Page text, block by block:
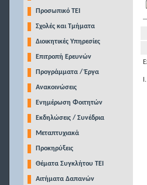
Προσωπικό ΤΕΙ
Σχολές και Τμήματα
Διοικητικές Υπηρεσίες
Επιτροπή Ερευνών
Προγράμματα / Έργα
Ανακοινώσεις
Ενημέρωση Φοιτητών
Εκδηλώσεις / Συνέδρια
Μεταπτυχιακά
Προκηρύξεις
Θέματα Συγκλήτου ΤΕΙ
Αιτήματα Δαπανών